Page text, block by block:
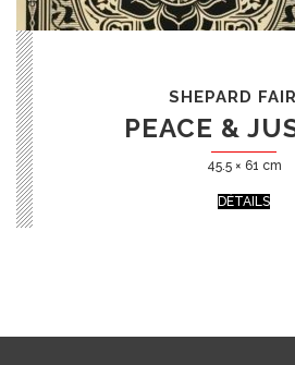
SHEPARD
PEACE &
45.5 × 61 cm
DÉTAILS